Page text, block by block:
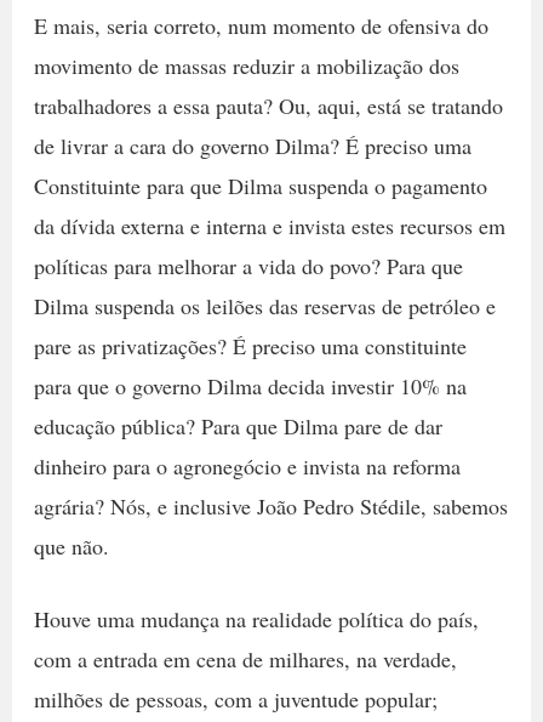
E mais, seria correto, num momento de ofensiva do
movimento de massas reduzir a mobilização dos
trabalhadores a essa pauta? Ou, aqui, está se tratando
de livrar a cara do governo Dilma? É preciso uma
Constituinte para que Dilma suspenda o pagamento
da dívida externa e interna e invista estes recursos em
políticas para melhorar a vida do povo? Para que
Dilma suspenda os leilões das reservas de petróleo e
pare as privatizações? É preciso uma constituinte
para que o governo Dilma decida investir 10% na
educação pública? Para que Dilma pare de dar
dinheiro para o agronegócio e invista na reforma
agrária? Nós, e inclusive João Pedro Stédile, sabemos
que não.
Houve uma mudança na realidade política do país,
com a entrada em cena de milhares, na verdade,
milhões de pessoas, com a juventude popular;